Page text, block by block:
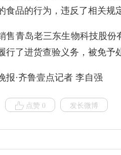
食品的行为，违反了相关规
售青岛老三东生物科技股份
行了进货查验义务，被免予
报·齐鲁壹点记者 李自强
点赞 0 发长微博